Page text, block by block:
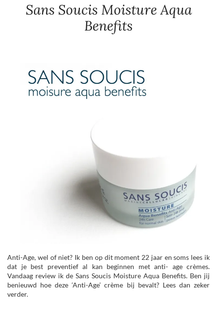
Sans Soucis Moisture Aqua
Benefits
Anti-Age, wel of niet? Ik ben op dit moment 22 jaar en soms lees ik
dat je best preventief al kan beginnen met anti- age crèmes.
Vandaag review ik de Sans Soucis Moisture Aqua Benefits. Ben jij
benieuwd hoe deze ‘Anti-Age’ crème bij bevalt? Lees dan zeker
verder.